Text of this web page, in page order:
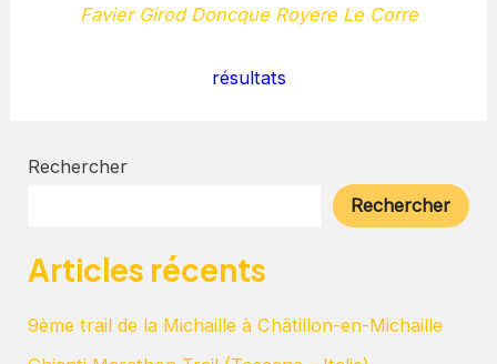
Favier Girod Doncque Royere Le Corre
résultats
Rechercher
Rechercher
Articles récents
9ème trail de la Michaille à Châtillon-en-Michaille